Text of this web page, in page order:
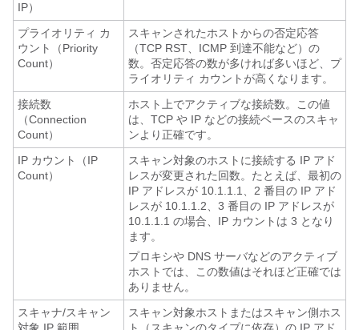
IP）
プライオリティ カ
ウント（Priority
Count）
スキャンされたホストからの否定応答
（TCP RST、ICMP 到達不能など）の
数。否定応答の数が多ければ多いほど、プ
ライオリティ カウントが高くなります。
接続数
（Connection
Count）
ホスト上でアクティブな接続数。この値
は、TCP や IP などの接続ベースのスキャ
ンより正確です。
IP カウント（IP
Count）
スキャン対象のホストに接続する IP アド
レスが変更された回数。たとえば、最初の
IP アドレスが 10.1.1.1、2 番目の IP アド
レスが 10.1.1.2、3 番目の IP アドレスが
10.1.1.1 の場合、IP カウントは 3 となり
ます。
プロキシや DNS サーバなどのアクティブ
ホストでは、この数値はそれほど正確では
ありません。
スキャナ/スキャン
スキャン対象ホストまたはスキャン側ホス